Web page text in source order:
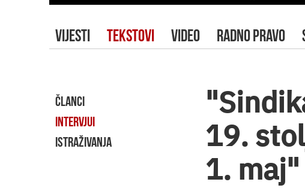
VIJESTI TEKSTOVI VIDEO RADNO PRAVO
ČLANCI
INTERVJUI
ISTRAŽIVANJA
19.
1. maj"